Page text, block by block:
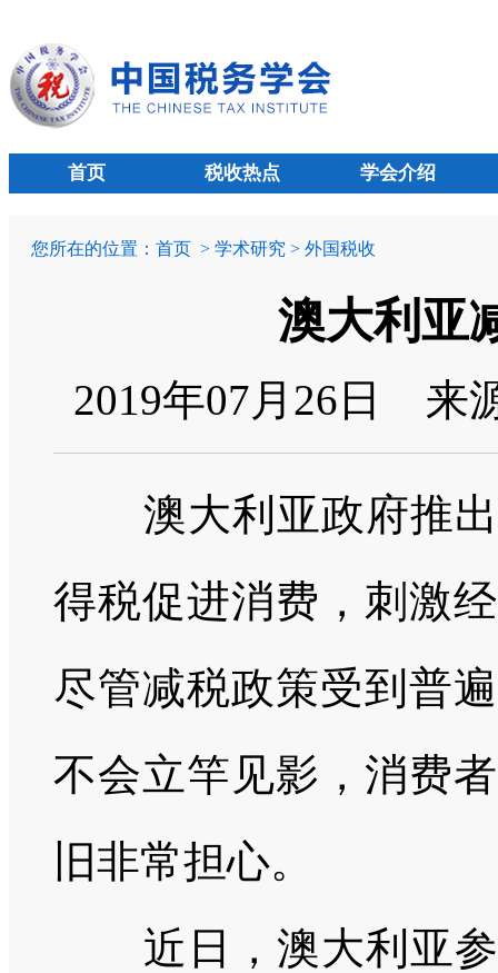
首页 税收热点 学会介绍
您所在的位置： 首页 > 学术研究 > 外国税收
澳大利亚
2019年07月26日 来
澳大利亚政府推出
得税促进消费，刺激
尽管减税政策受到普
不会立竿见影，消费
旧非常担心。
近日，澳大利亚参